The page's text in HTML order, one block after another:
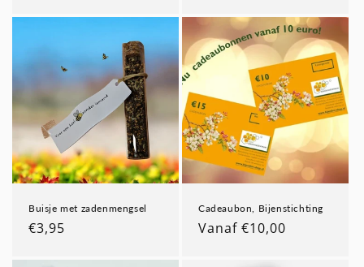
Buisje met zadenmengsel
Normale
€3,95
Cadeaubon, Bijenstichting
Normale
Vanaf €10,00